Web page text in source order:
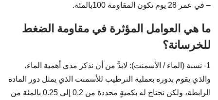
– في عمر 28 يوم تكون المقاومة 100بالمئة.
ما هي العوامل المؤثرة في مقاومة الضغط
للخرسانة؟
1- نسبة (الماء / الأسمنت): لابدَّ من أن نذكر مدى أهمية الماء،
والذي يقوم بدوره بعملية الترطيب للأسمنت الذي يمثل دور المادة
الرابطة، ولكن نحتاج له بكميةٍ محددة من 0.2 إلى 0.25 بالمئة من